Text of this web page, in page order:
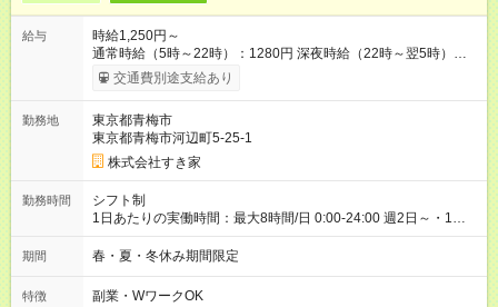
給与
時給1,250円～
通常時給（5時～22時）：1280円 深夜時給（22時～翌5時）：
1600円 高校生時給：1250円 【特別手当】早朝手当（5：00-9：
00）時給+150円 【試用期間】試用期間あり 試用期間の長さ：1
30日（※条件変更なし）ですが、切り上げで一ヶ月とさせてい
ただきます。 研修制度あり：15時間(研修中も同時給）
交通費別途支給あり
勤務地
東京都青梅市
東京都青梅市河辺町5-25-1
株式会社すき家
勤務時間
シフト制
1日あたりの実働時間：最大8時間/日 0:00-24:00 週2日～・1日
2h～OK ＜シフト例＞ 〇朝帯 5:00-9:00 〇昼帯 9:00-14:00 〇午
後帯 14:00-18:00 〇夜帯 18:00-22:00 〇深夜帯 22:00-翌5:00 基
ます♪
期間 春・夏・冬休み期間限定
特徴 副業・WワークOK